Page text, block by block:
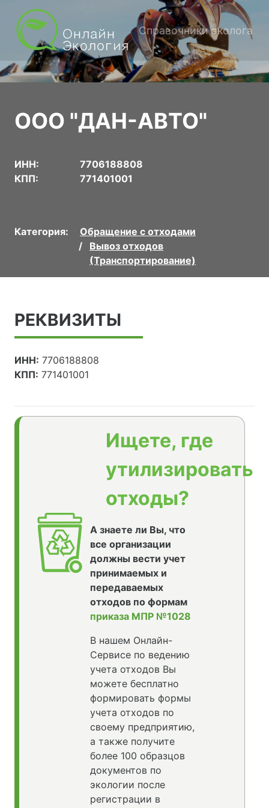
Справочники эколога
ООО "ДАН-АВТО"
ИНН:
7706188808
КПП:
771401001
Категория:
Обращение с отходами
Вывоз отходов
(Транспортирование)
РЕКВИЗИТЫ
ИНН: 7706188808
КПП: 771401001
Ищете, где
утилизировать
отходы?
А знаете ли Вы, что
все организации
должны вести учет
принимаемых и
передаваемых
отходов по формам
приказа МПР №1028
В нашем Онлайн-
Сервисе по ведению
учета отходов Вы
можете бесплатно
формировать формы
учета отходов по
своему предприятию,
а также получите
более 100 образцов
документов по
экологии после
регистрации в